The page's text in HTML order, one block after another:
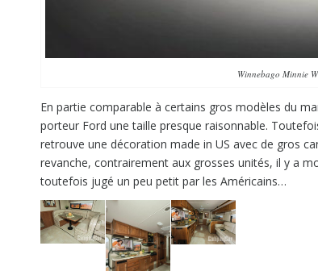
Winnebago Minnie
En partie comparable à certains gros modèles du
porteur Ford une taille presque raisonnable.
retrouve une décoration made in US avec de gros
revanche, contrairement aux grosses unités, il y a
toutefois jugé un peu petit par les Américains…